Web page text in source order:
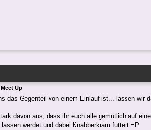
Up
das Gegenteil von einem Einlauf ist... lassen wir
davon aus, dass ihr euch alle gemütlich auf
lassen werdet und dabei Knabberkram futtert =P